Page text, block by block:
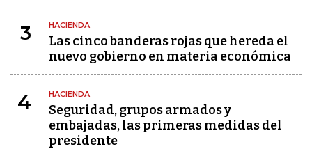
3 HACIENDA
Las cinco banderas rojas que hereda el
nuevo gobierno en materia económica
4 HACIENDA
Seguridad, grupos armados y
embajadas, las primeras medidas del
presidente